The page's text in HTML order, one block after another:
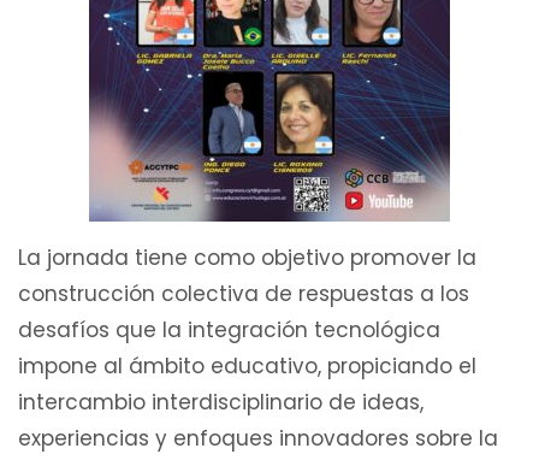
La jornada tiene como objetivo promover la
construcción colectiva de respuestas a los
desafíos que la integración tecnológica
impone al ámbito educativo, propiciando el
intercambio interdisciplinario de ideas,
experiencias y enfoques innovadores sobre la